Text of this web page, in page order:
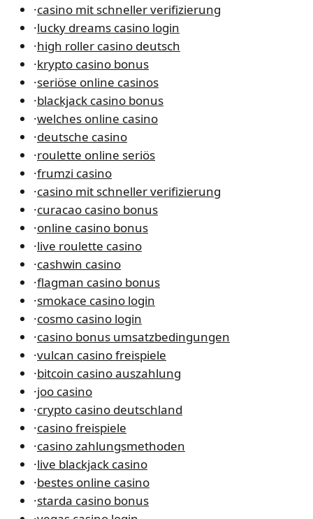
·casino mit schneller verifizierung
·lucky dreams casino login
·high roller casino deutsch
·krypto casino bonus
·seriöse online casinos
·blackjack casino bonus
·welches online casino
·deutsche casino
·roulette online seriös
·frumzi casino
·casino mit schneller verifizierung
·curacao casino bonus
·online casino bonus
·live roulette casino
·cashwin casino
·flagman casino bonus
·smokace casino login
·cosmo casino login
·casino bonus umsatzbedingungen
·vulcan casino freispiele
·bitcoin casino auszahlung
·joo casino
·crypto casino deutschland
·casino freispiele
·casino zahlungsmethoden
·live blackjack casino
·bestes online casino
·starda casino bonus